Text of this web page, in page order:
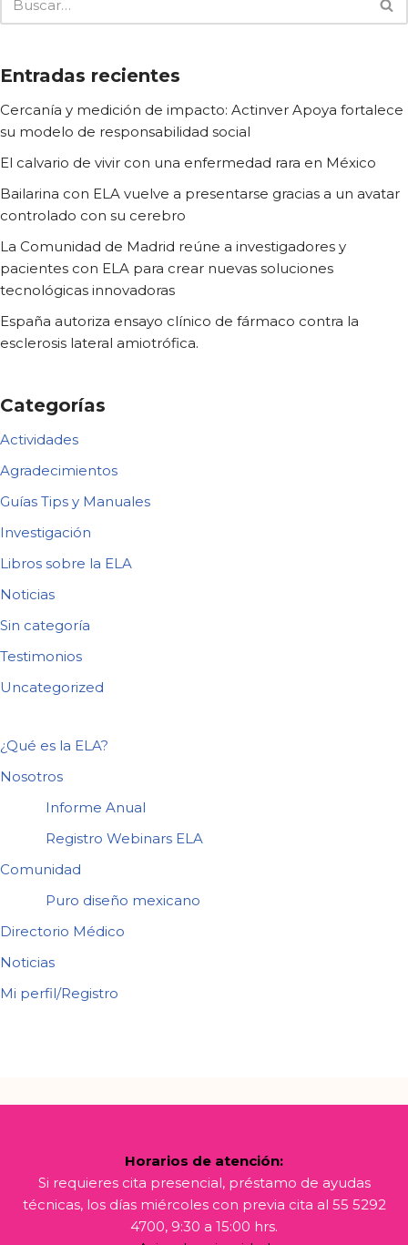
Entradas recientes
Cercanía y medición de impacto: Actinver Apoya fortalece
su modelo de responsabilidad social
El calvario de vivir con una enfermedad rara en México
Bailarina con ELA vuelve a presentarse gracias a un avatar
controlado con su cerebro
La Comunidad de Madrid reúne a investigadores y
pacientes con ELA para crear nuevas soluciones
tecnológicas innovadoras
España autoriza ensayo clínico de fármaco contra la
esclerosis lateral amiotrófica.
Categorías
Actividades
Agradecimientos
Guías Tips y Manuales
Investigación
Libros sobre la ELA
Noticias
Sin categoría
Testimonios
Uncategorized
¿Qué es la ELA?
Nosotros
Informe Anual
Registro Webinars ELA
Comunidad
Puro diseño mexicano
Directorio Médico
Noticias
Mi perfil/Registro
Horarios de atención:
Si requieres cita presencial, préstamo de ayudas
técnicas, los días miércoles con previa cita al 55 5292
4700, 9:30 a 15:00 hrs.